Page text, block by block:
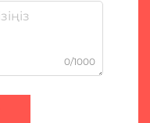
0/1000